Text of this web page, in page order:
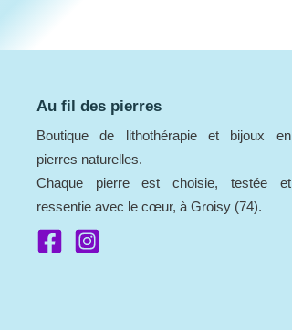
Au fil des pierres
Boutique de lithothérapie et bijoux en
pierres naturelles.
Chaque pierre est choisie, testée et
ressentie avec le cœur, à Groisy (74).